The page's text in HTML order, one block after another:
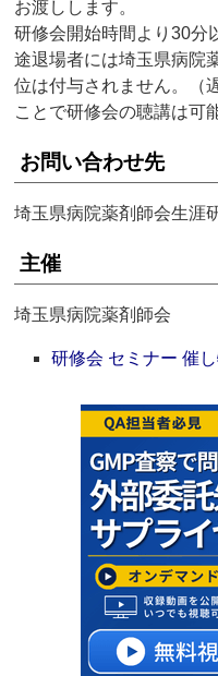
お渡しします。
研修会開始時間より30分
途退場者には埼玉県病院
位は付与されません。（
ことで研修会の聴講は可
お問い合わせ先
埼玉県病院薬剤師会生涯
主催
埼玉県病院薬剤師会
研修会 セミナー 催